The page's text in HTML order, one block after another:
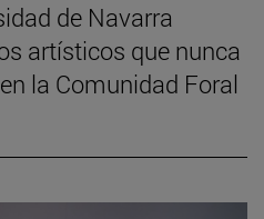
de Navarra
artísticos que nunca
la Comunidad Foral